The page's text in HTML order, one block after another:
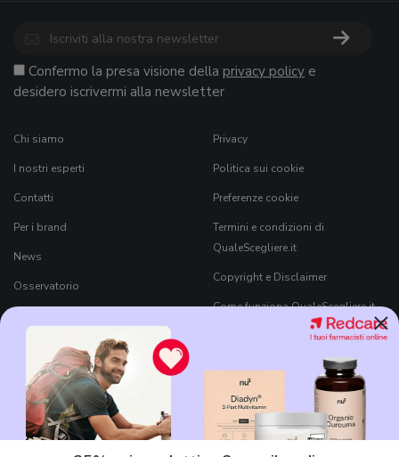
×
Confermo la presa visione della privacy policy e
desidero iscrivermi alla newsletter
Chi siamo
I nostri esperti
Contatti
Per i brand
News
Osservatorio
Black Friday 2026
Privacy
Politica sui cookie
Preferenze cookie
Termini e condizioni di
QualeScegliere.it
Copyright e Disclaimer
Come funziona QualeScegliere.it